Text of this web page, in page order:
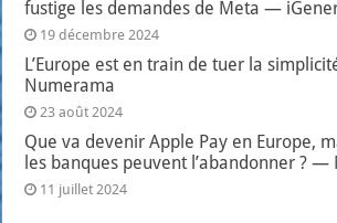
fustige les demandes de Meta —
19 décembre 2024
L’Europe est en train de tuer la
Numerama
23 août 2024
Que va devenir Apple Pay en Europe,
les banques peuvent l’abandonner ?
11 juillet 2024